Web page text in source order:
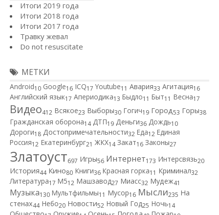
Итоги 2019 года
Итоги 2018 года
Итоги 2017 года
Травку жевал
Do not resuscitate
МЕТКИ
Android10 Google16 ICQ17 Youtube11 Авария33 Агитация16
Английский язык17 Апериодика13 Быдло11 Быт11 Весна17
Видео412 Всякое23 Выборы30 Гогич19 Город53 Горы38
Гражданская оборона14 ДТП19 Деньги36 Дождь10
Дороги18 Достопримечательности32 Еда12 Единая
Россия12 Екатеринбург21 ЖКХ14 Закат16 Законы27
Златоуст697 Игры56 Интернет173 Интерсвязь20
История44 Кино80 Книги36 Красная горка11 Криминал32
Литература17 М512 Машзавод27 Миасс32 Мудеж41
Музыка130 Мультфильмы11 Мусор16 Мысли235 На
стенах44 Небо20 Новости52 Новый Год25 Ночь14